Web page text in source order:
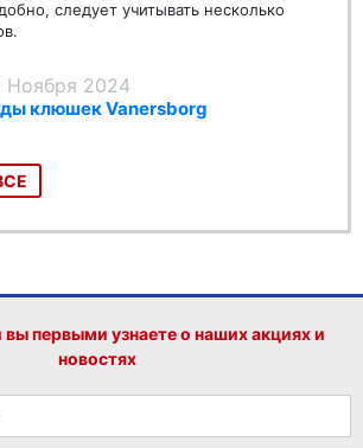
следует учитывать несколько
Ноября 2024
клюшек Vanersborg
первыми узнаете о наших акциях и
новостях